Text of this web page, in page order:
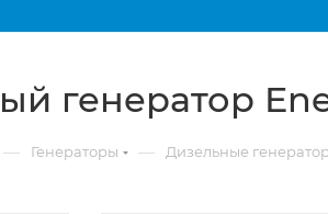
генератор
— Генераторы — Дизельные